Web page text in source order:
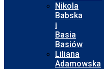
Nikola
Babska
i
Basia
Basiów
Liliana
Adamowska